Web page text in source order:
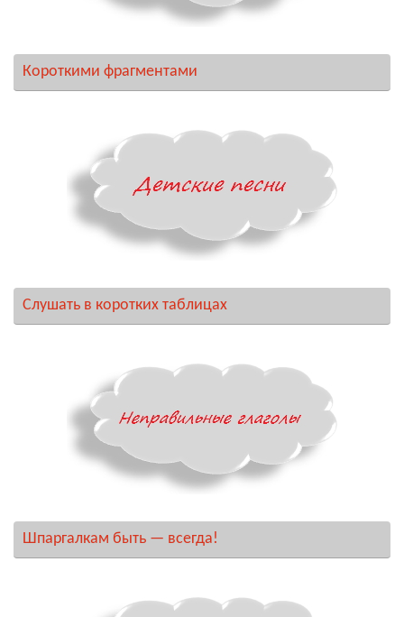
Короткими фрагментами
Слушать в коротких таблицах
Шпаргалкам быть — всегда!